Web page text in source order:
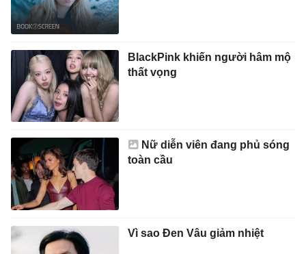
BlackPink khiến người hâm mộ
thất vọng
Nữ diễn viên đang phủ sóng
toàn cầu
Vì sao Đen Vâu giảm nhiệt